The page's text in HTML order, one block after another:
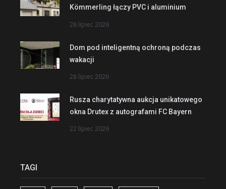
Kömmerling łączy PVC i aluminium
28 lipiec 2026
Dom pod inteligentną ochroną podczas
wakacji
28 lipiec 2026
Rusza charytatywna aukcja unikatowego
okna Drutex z autografami FC Bayern
22 lipiec 2026
TAGI